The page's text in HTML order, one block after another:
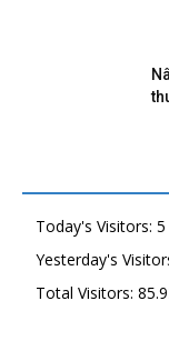
Today's Visitors: 5
Yesterday's
Total Visitors: